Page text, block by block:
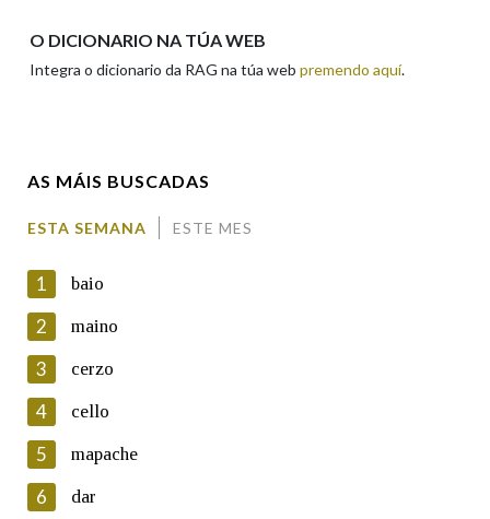
En cumprimento da normativa vixente en materia de
Protección de Datos de Carácter Persoal, a Real Academia
Galega informa a aqueles usuarios que faciliten o seu correo
electrónico, así como calquera outra información de carácter
persoal, que estes datos serán obxecto de tratamento
automatizado de carácter confidencial e incorporados aos seus
ficheiros informáticos. Así mesmo, os usuarios poderán exercer o
O DICIONARIO NA TÚA WEB
Integra o dicionario da RAG na túa web premendo aquí.
AS MÁIS BUSCADAS
ESTA SEMANA ESTE MES
1 baio
2 maino
3 cerzo
4 cello
5 mapache
6 dar